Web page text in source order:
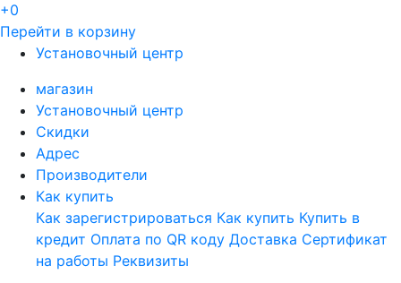
+0
Перейти в корзину
Установочный центр
магазин
Установочный центр
Скидки
Адрес
Производители
Как купить
Как зарегистрироваться Как купить Купить в
кредит Оплата по QR коду Доставка Сертификат
на работы Реквизиты